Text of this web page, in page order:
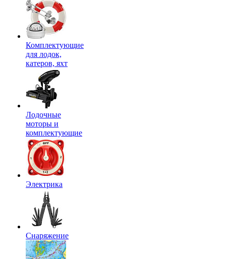
Комплектующие
для лодок,
катеров, яхт
Лодочные
моторы и
комплектующие
Электрика
Снаряжение